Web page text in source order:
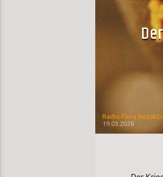
Radio Flora
19.03.2026